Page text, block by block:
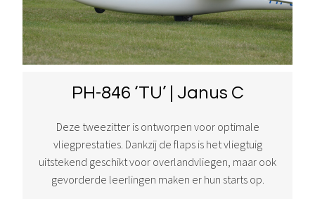
PH-846 ‘TU’ | Janus C
Deze tweezitter is ontworpen voor optimale
vliegprestaties. Dankzij de flaps is het vliegtuig
uitstekend geschikt voor overlandvliegen, maar ook
gevorderde leerlingen maken er hun starts op.